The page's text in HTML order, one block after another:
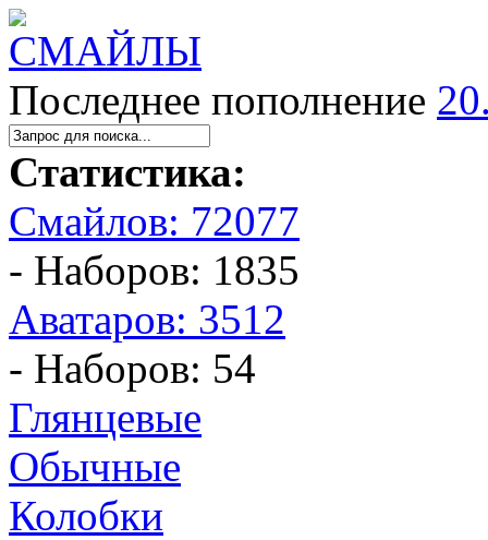
Последнее пополнение
Статистика:
Смайлов: 72077
- Наборов: 1835
Аватаров: 3512
- Наборов: 54
Глянцевые
Обычные
Колобки